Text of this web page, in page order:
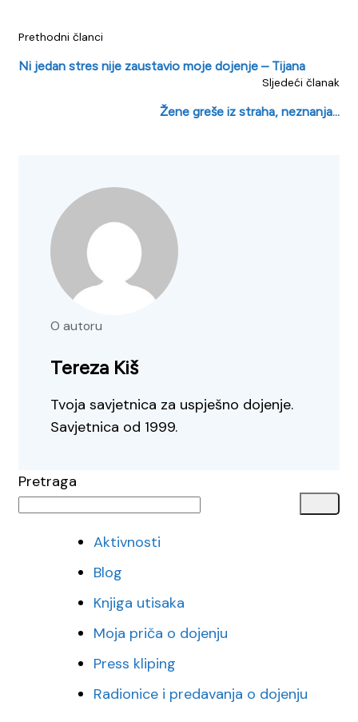
Prethodni članci
Ni jedan stres nije zaustavio moje dojenje – Tijana
Sljedeći članak
Žene greše iz straha, neznanja…
O autoru
Tereza Kiš
Tvoja savjetnica za uspješno dojenje.
Savjetnica od 1999.
Pretraga
Aktivnosti
Blog
Knjiga utisaka
Moja priča o dojenju
Press kliping
Radionice i predavanja o dojenju